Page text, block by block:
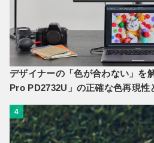
デザイナーの「色が合わない」を
Pro PD2732U」の正確な色再現性
4